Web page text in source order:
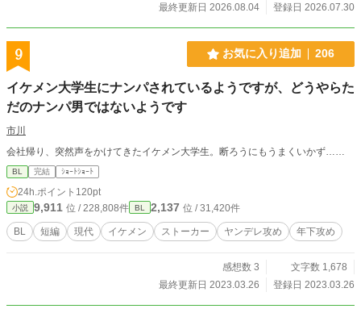
最終更新日 2026.08.04
登録日 2026.07.30
9 お気に入り追加 206
イケメン大学生にナンパされているようですが、どうやらた
だのナンパ男ではないようです
市川
会社帰り、突然声をかけてきたイケメン大学生。断ろうにもうまくいかず……
BL 完結 ｼｮｰﾄｼｮｰﾄ
24h.ポイント 120pt
小説 9,911 位 / 228,808件 BL 2,137 位 / 31,420件
BL 短編 現代 イケメン ストーカー ヤンデレ攻め 年下攻め
感想数 3
文字数 1,678
最終更新日 2023.03.26
登録日 2023.03.26